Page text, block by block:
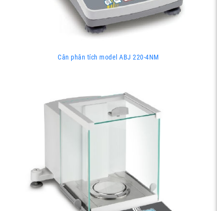
Cân phân tích model ABJ 220-4NM